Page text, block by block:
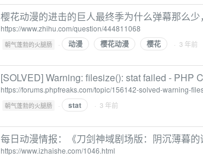
樱花动漫的进击的巨人最终季为什么弹幕那么
https://www.zhihu.com/question/444811068
朝气蓬勃的火腿肠 · 动漫 樱花动漫 樱花 · 3 年前
[SOLVED] Warning: filesize(): stat failed - PHP
https://forums.phpfreaks.com/topic/156142-solved-warning-
朝气蓬勃的火腿肠 · stat · 3 年前
每日动漫情报：《刀剑神域剧场版：阴沉薄暮
https://www.izhaishe.com/1046.html